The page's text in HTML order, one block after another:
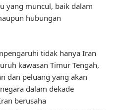
yang muncul, baik dalam
hubungan
tidak hanya Iran
kawasan Timur Tengah,
dan peluang yang akan
dalam dekade
berusaha